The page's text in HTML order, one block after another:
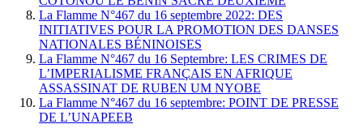
La Flamme N°467 du 16 septembre 2022: DES
INITIATIVES POUR LA PROMOTION DES DANSES
NATIONALES BÉNINOISES
La Flamme N°467 du 16 Septembre: LES CRIMES DE
L’IMPERIALISME FRANÇAIS EN AFRIQUE
ASSASSINAT DE RUBEN UM NYOBE
La Flamme N°467 du 16 septembre: POINT DE PRESSE
DE L’UNAPEEB